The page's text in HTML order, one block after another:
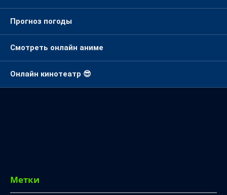
Прогноз погоды
Смотреть онлайн аниме
Онлайн кинотеатр 😎
Метки